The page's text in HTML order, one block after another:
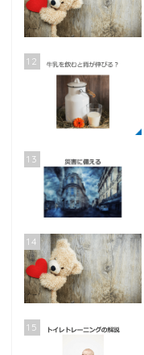
12
13
14
15